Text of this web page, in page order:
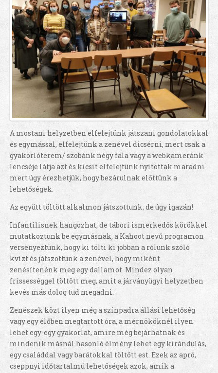
A mostani helyzetben elfelejtünk játszani gondolatokkal
és egymással, elfelejtünk a zenével dicsérni, mert csak a
gyakorlóterem/ szobánk négy fala vagy a webkameránk
lencséje látja azt és kicsit elfelejtünk nyitottak maradni
mert úgy érezhetjük, hogy bezárulnak előttünk a
lehetőségek.
Az együtt töltött alkalmon játszottunk, de úgy igazán!
Infantilisnek hangozhat, de tábori ismerkedős körökkel
mutatkoztunk be egymásnak, a Kahoot nevű programon
versenyeztünk, hogy ki tölti ki jobban a rólunk szóló
kvízt és játszottunk a zenével, hogy miként
zenésítenénk meg egy dallamot. Mindez olyan
frissességgel töltött meg, amit a járványügyi helyzetben
kevés más dolog tud megadni.
Zenészek közt ilyen még a színpadra állási lehetőség
vagy egy élőben megtartott óra, a mérnököknél ilyen
lehet egy-egy gyakorlat, amire még bejárhatnak és
mindenik másnál hasonló élmény lehet egy kirándulás,
egy családdal vagy barátokkal töltött est. Ezek az apró,
cseppnyi időtartalmú lehetőségek azok, amik a